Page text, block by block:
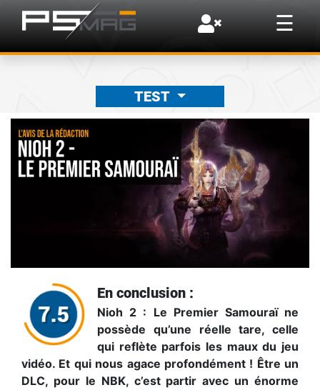
☰
×
TEST
En conclusion :
Nioh 2 : Le Premier Samouraï ne
possède qu’une réelle tare, celle
qui reflète parfois les maux du jeu
vidéo. Et qui nous agace profondément ! Être un
DLC, pour le NBK, c’est partir avec un énorme